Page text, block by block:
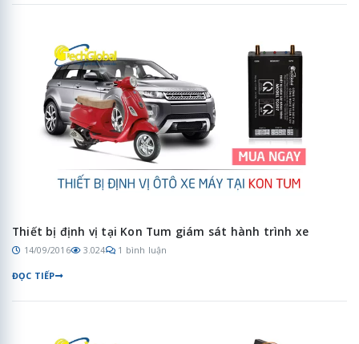
Thiết bị định vị tại Kon Tum giám sát hành trình xe
14/09/2016 3.024 1 bình luận
ĐỌC TIẾP